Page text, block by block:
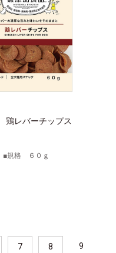
レバーチップス
規格 ６０ｇ
7 8 9